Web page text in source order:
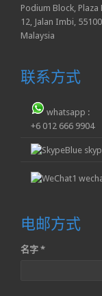
Podium Block, Plaza
12, Jalan Imbi,
Malaysia
联系方式
whatsapp :
+6 012 666 9904
电邮方式
名字 *